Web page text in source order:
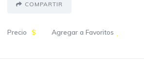
COMPARTIR
Precio $ Agregar a Favoritos